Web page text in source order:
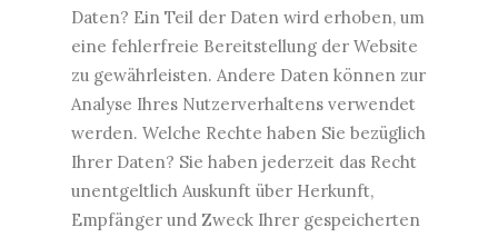
Daten? Ein Teil der Daten wird erhoben, um
eine fehlerfreie Bereitstellung der Website
zu gewährleisten. Andere Daten können zur
Analyse Ihres Nutzerverhaltens verwendet
werden. Welche Rechte haben Sie bezüglich
Ihrer Daten? Sie haben jederzeit das Recht
unentgeltlich Auskunft über Herkunft,
Empfänger und Zweck Ihrer gespeicherten